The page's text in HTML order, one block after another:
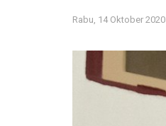
Rabu, 14 Oktober 2020